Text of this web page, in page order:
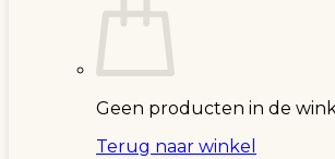
Geen producten in de
Terug naar winkel